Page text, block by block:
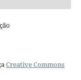
Creative Commons